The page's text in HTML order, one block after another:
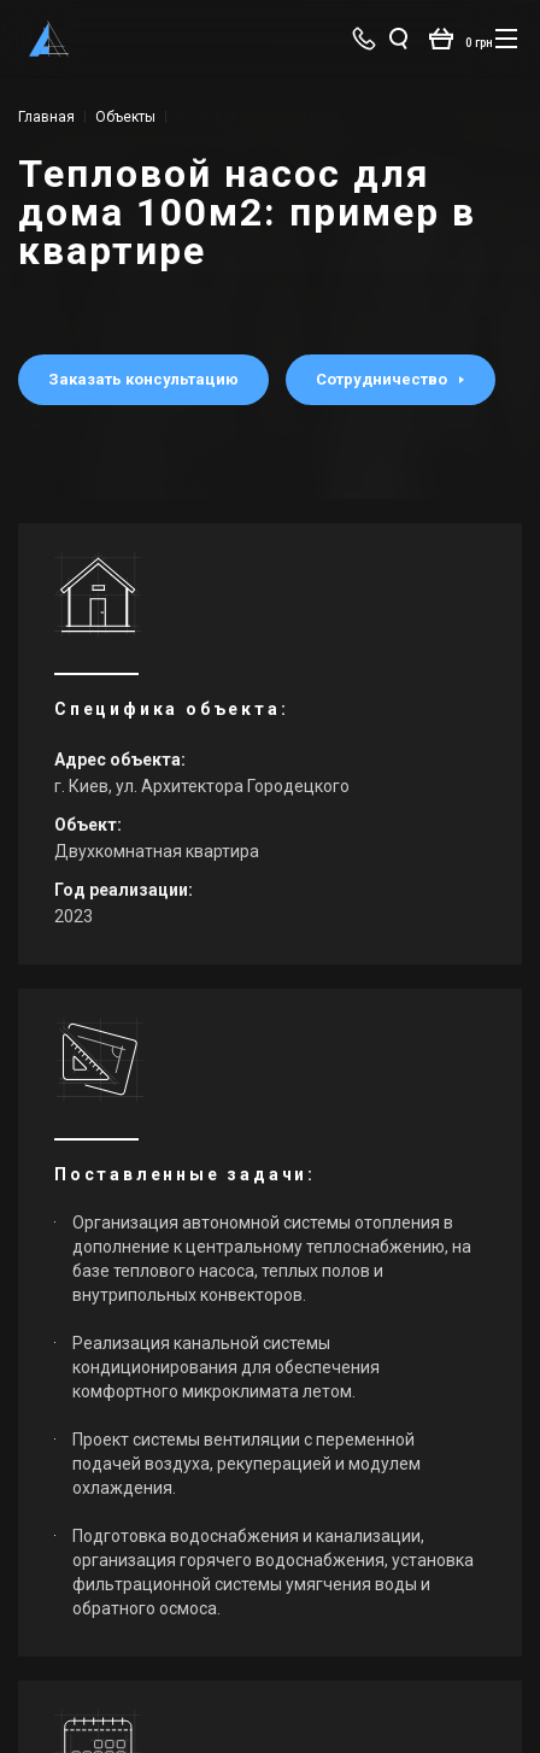
0 грн
Главная Объекты
Тепловой насос для
дома 100м2: пример в
квартире
Заказать консультацию Сотрудничество
Специфика объекта:
Адрес объекта:
г. Киев, ул. Архитектора Городецкого
Объект:
Двухкомнатная квартира
Год реализации:
2023
Поставленные задачи:
Организация автономной системы отопления в
дополнение к центральному теплоснабжению, на
базе теплового насоса, теплых полов и
внутрипольных конвекторов.
Реализация канальной системы
кондиционирования для обеспечения
комфортного микроклимата летом.
Проект системы вентиляции с переменной
подачей воздуха, рекуперацией и модулем
охлаждения.
Подготовка водоснабжения и канализации,
организация горячего водоснабжения, установка
фильтрационной системы умягчения воды и
обратного осмоса.